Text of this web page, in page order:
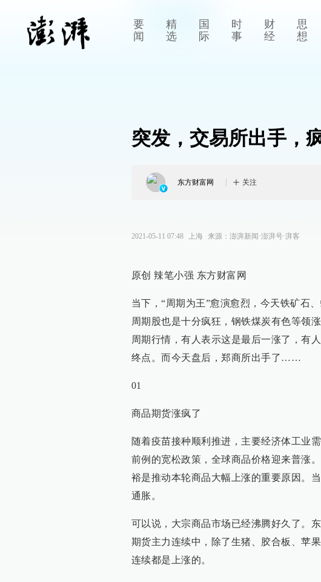
要
闻
精
选
国
际
时
事
财
经
思
想
突发，交易所出手，
东方财富网 关注
2021-05-11 07:48 上海 来源： 澎湃新闻·澎湃号·湃客
原创 辣笔小强 东方财富网
当下，“周期为王”愈演愈烈，今天铁矿石
周期股也是十分疯狂，钢铁煤炭有色等领
周期行情，有人表示这是最后一涨了，有
终点。而今天盘后，郑商所出手了……
01
商品期货涨疯了
随着疫苗接种顺利推进，主要经济体工业
前例的宽松政策，全球商品价格迎来普涨
裕是推动本轮商品大幅上涨的重要原因。
通胀。
可以说，大宗商品市场已经沸腾好久了。
期货主力连续中，除了生猪、胶合板、苹
连续都是上涨的。